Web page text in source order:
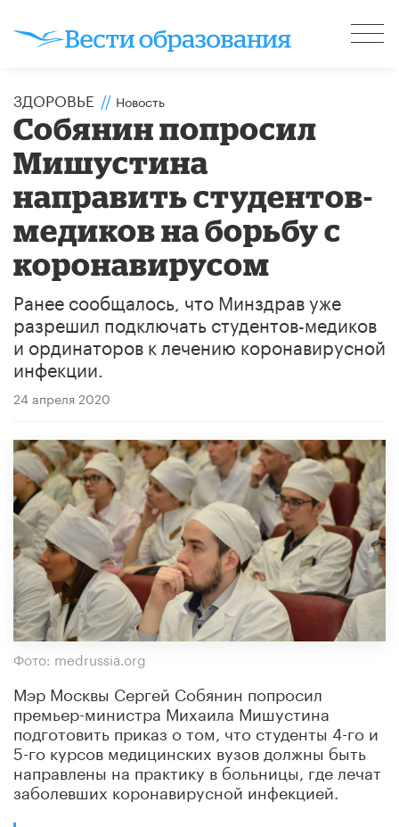
ЗДОРОВЬЕ // Новость
Собянин попросил
Мишустина
направить студентов-
медиков на борьбу с
коронавирусом
Ранее сообщалось, что Минздрав уже
разрешил подключать студентов-медиков
и ординаторов к лечению коронавирусной
инфекции.
24 апреля 2020
Фото: medrussia.org
Мэр Москвы Сергей Собянин попросил
премьер-министра Михаила Мишустина
подготовить приказ о том, что студенты 4-го и
5-го курсов медицинских вузов должны быть
направлены на практику в больницы, где лечат
заболевших коронавирусной инфекцией.